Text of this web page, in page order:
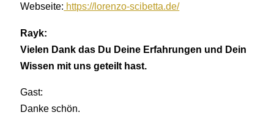
Webseite: https://lorenzo-scibetta.de/
Rayk:
Vielen Dank das Du Deine Erfahrungen und Dein
Wissen mit uns geteilt hast.
Gast:
Danke schön.